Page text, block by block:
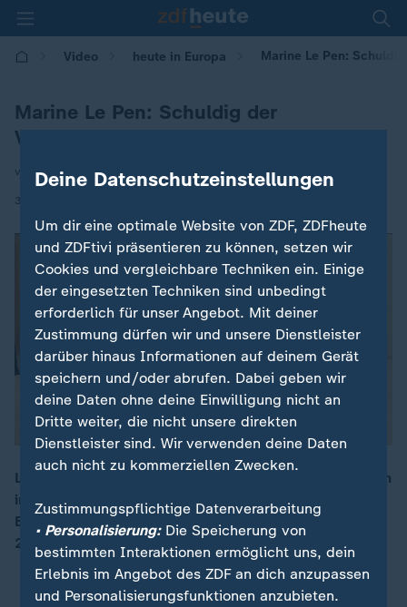
Video heute in Europa Marine Le Pen:
Marine Le Pen: Schuldig der
Veruntreuung
von Anne Arend, Thomas Walde, Linda Kierstan
31.03.2025 | 16:00
00:15
Le Pen ist der Scheinbeschäftigung von Mitarbeitenden
im EU-Parlament schuldig. Selbst im Falle einer
Berufung kann sie wohl bei der Präsidentschaftswahl
2027 nicht kandidieren.
Deine Datenschutzeinstellungen
Um dir eine optimale Website von ZDF, ZDFheute
und ZDFtivi präsentieren zu können, setzen wir
Cookies und vergleichbare Techniken ein. Einige
der eingesetzten Techniken sind unbedingt
erforderlich für unser Angebot. Mit deiner
Zustimmung dürfen wir und unsere Dienstleister
darüber hinaus Informationen auf deinem Gerät
speichern und/oder abrufen. Dabei geben wir
deine Daten ohne deine Einwilligung nicht an
Dritte weiter, die nicht unsere direkten
Dienstleister sind. Wir verwenden deine Daten
auch nicht zu kommerziellen Zwecken.
Zustimmungspflichtige Datenverarbeitung
• Personalisierung:Die Speicherung von
bestimmten Interaktionen ermöglicht uns, dein
Erlebnis im Angebot des ZDF an dich anzupassen
und Personalisierungsfunktionen anzubieten.